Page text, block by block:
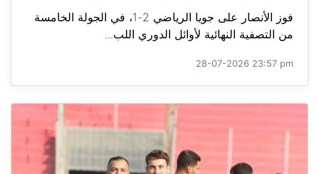
فوز الأنصار على جويا الرياضي 2-1، في الجولة الخامسة
من التصفية النهائية لأوائل الدوري اللب...
28-07-2026 23:57 pm